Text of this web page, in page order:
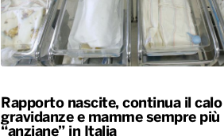
Rapporto nascite, continua il calo
gravidanze e mamme sempre più
“anziane” in Italia